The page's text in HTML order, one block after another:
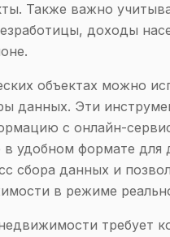
Также важно
доходы
объектах можно
данных. Эти
с онлайн-
удобном формате для
сбора данных и
в режиме
требует